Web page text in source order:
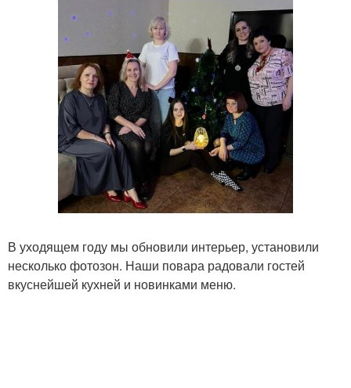
В уходящем году мы обновили интерьер, установили
несколько фотозон. Наши повара радовали гостей
вкуснейшей кухней и новинками меню.